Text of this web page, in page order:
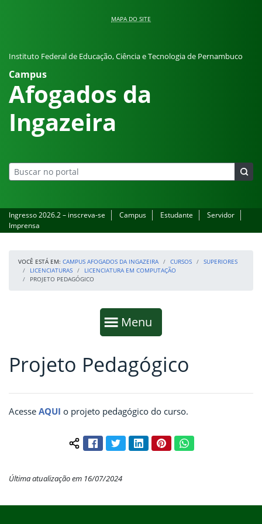
MAPA DO SITE
Instituto Federal de Educação, Ciência e Tecnologia de Pernambuco
Campus
Afogados da
Ingazeira
Ingresso 2026.2 – inscreva-se Campus Estudante
Servidor
Imprensa
VOCÊ ESTÁ EM: CAMPUS AFOGADOS DA INGAZEIRA CURSOS
SUPERIORES
LICENCIATURAS
LICENCIATURA EM COMPUTAÇÃO
PROJETO PEDAGÓGICO
Mostrar
Menu
Fim da navegação
Início do conteúdo
Projeto Pedagógico
Acesse AQUI o projeto pedagógico do curso.
Compartilhar conteúdo:
FacebookTwitterLinkedInPinterestWhatsApp
Última atualização em 16/07/2024